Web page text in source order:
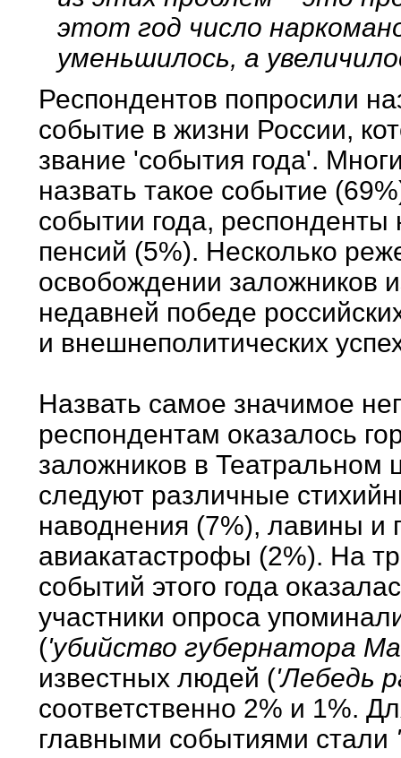
этот год число
уменьшилось, а
Респондентов попросили
событие в жизни России,
звание 'события года'.
назвать такое событие
событии года,
пенсий (5%). Несколько
освобождении заложников
недавней победе
и внешнеполитических
Назвать самое значимое
респондентам оказалось
заложников в Театральном
следуют различные
наводнения (7%), лавины и
авиакатастрофы (2%). На
событий этого года
участники опроса
('убийство губернатора
известных людей ('Лебедь
соответственно 2% и 1%.
главными событиями стали